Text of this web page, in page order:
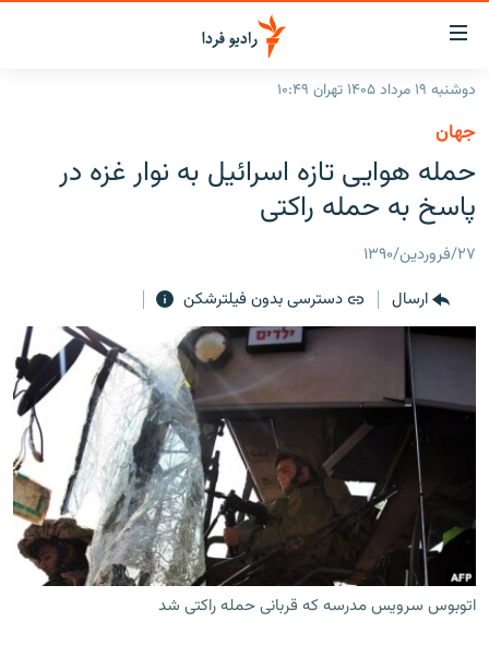
لینک‌های
قابلیت
دسترسی
بازگشت
منوی
اصلی
رفتن
صفحه
جستجو
ایران
جهان
رادیو
برنامه‌های رادیویی
فرکانس‌ها
پادکست
چندرسانه‌ای
گزارش‌های تصویری
گزارش‌های ویدئویی
زنان فردا
English
به ما بپیوندید
زبان‌های دیگر
دوشنبه ۱۹ مرداد ۱۴۰۵ تهران ۱۰:۴۹
جهان
حمله هوایی تازه اسرائیل به نوار غزه در
پاسخ به حمله راکتی
۲۷/فروردین/۱۳۹۰
ارسال
دسترسی بدون فیلترشکن
اتوبوس سرویس مدرسه که قربانی حمله راکتی شد